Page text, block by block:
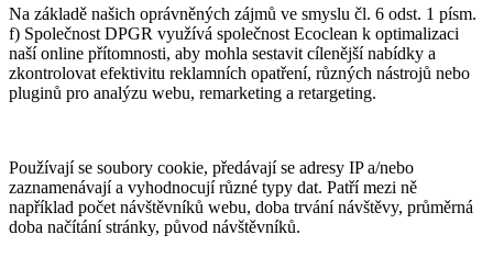
Na základě našich oprávněných zájmů ve smyslu čl. 6 odst. 1 písm.
f) Společnost DPGR využívá společnost Ecoclean k optimalizaci
naší online přítomnosti, aby mohla sestavit cílenější nabídky a
zkontrolovat efektivitu reklamních opatření, různých nástrojů nebo
pluginů pro analýzu webu, remarketing a retargeting.
Používají se soubory cookie, předávají se adresy IP a/nebo
zaznamenávají a vyhodnocují různé typy dat. Patří mezi ně
například počet návštěvníků webu, doba trvání návštěvy, průměrná
doba načítání stránky, původ návštěvníků.